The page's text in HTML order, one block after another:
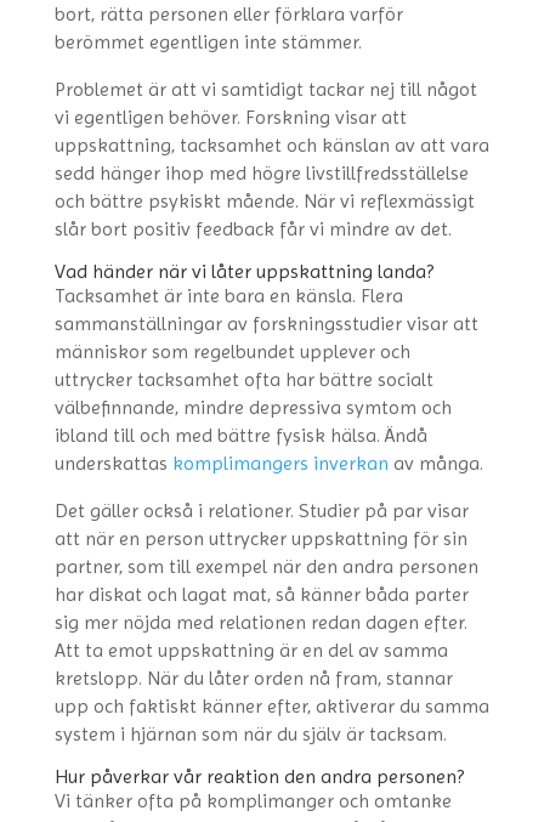
bort, rätta personen eller förklara varför
berömmet egentligen inte stämmer.
Problemet är att vi samtidigt tackar nej till något
vi egentligen behöver. Forskning visar att
uppskattning, tacksamhet och känslan av att vara
sedd hänger ihop med högre livstillfredsställelse
och bättre psykiskt mående. När vi reflexmässigt
slår bort positiv feedback får vi mindre av det.
Vad händer när vi låter uppskattning landa?
Tacksamhet är inte bara en känsla. Flera
sammanställningar av forskningsstudier visar att
människor som regelbundet upplever och
uttrycker tacksamhet ofta har bättre socialt
välbefinnande, mindre depressiva symtom och
ibland till och med bättre fysisk hälsa. Ändå
underskattas komplimangers inverkan av många.
Det gäller också i relationer. Studier på par visar
att när en person uttrycker uppskattning för sin
partner, som till exempel när den andra personen
har diskat och lagat mat, så känner båda parter
sig mer nöjda med relationen redan dagen efter.
Att ta emot uppskattning är en del av samma
kretslopp. När du låter orden nå fram, stannar
upp och faktiskt känner efter, aktiverar du samma
system i hjärnan som när du själv är tacksam.
Hur påverkar vår reaktion den andra personen?
Vi tänker ofta på komplimanger och omtanke